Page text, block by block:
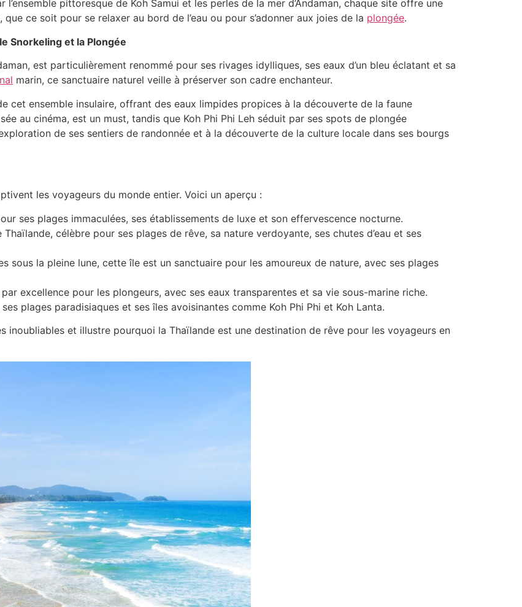
pittoresque de Koh Samui et les perles de la mer d’Andaman, chaque site offre une
ce soit pour se relaxer au bord de l’eau ou pour s’adonner aux joies de la plongée.
Snorkeling et la Plongée
est particulièrement renommé pour ses rivages idylliques, ses eaux d’un bleu éclatant et sa
marin, ce sanctuaire naturel veille à préserver son cadre enchanteur.
cet ensemble insulaire, offrant des eaux limpides propices à la découverte de la faune
au cinéma, est un must, tandis que Koh Phi Phi Leh séduit par ses spots de plongée
de ses sentiers de randonnée et à la découverte de la culture locale dans ses bourgs
les voyageurs du monde entier. Voici un aperçu :
ses plages immaculées, ses établissements de luxe et son effervescence nocturne.
célèbre pour ses plages de rêve, sa nature verdoyante, ses chutes d’eau et ses
sous la pleine lune, cette île est un sanctuaire pour les amoureux de nature, avec ses plages
excellence pour les plongeurs, avec ses eaux transparentes et sa vie sous-marine riche.
plages paradisiaques et ses îles avoisinantes comme Koh Phi Phi et Koh Lanta.
inoubliables et illustre pourquoi la Thaïlande est une destination de rêve pour les voyageurs en